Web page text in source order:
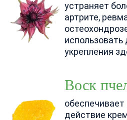
устраняет
артрите,
укрепления
Воск
обеспечивает
действие